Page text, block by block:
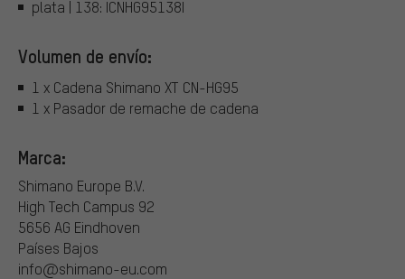
plata | 138: ICNHG95138I
Volumen de envío:
1 x Cadena Shimano XT CN-HG95
1 x Pasador de remache de cadena
Marca:
Shimano Europe B.V.
High Tech Campus 92
5656 AG Eindhoven
Países Bajos
info@shimano-eu.com